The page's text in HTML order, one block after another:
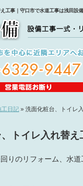
工事｜守口市で水道工事は浅田設
工日記 » 洗面化粧台、トイレ
トイレ入れ替え
りのリフォーム、水道